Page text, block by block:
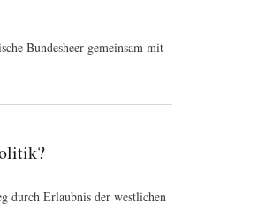
Bundesheer gemeinsam mit
durch Erlaubnis der westlichen